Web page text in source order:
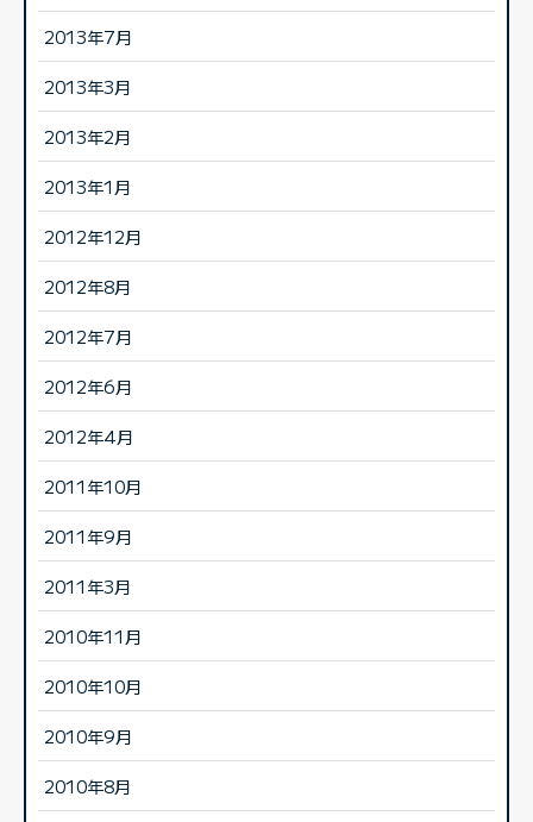
2013年7月
2013年3月
2013年2月
2013年1月
2012年12月
2012年8月
2012年7月
2012年6月
2012年4月
2011年10月
2011年9月
2011年3月
2010年11月
2010年10月
2010年9月
2010年8月